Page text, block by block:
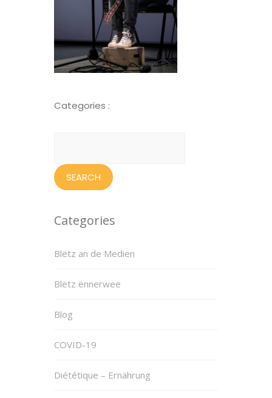
Categories :
Categories
Blëtz an de Medien
Blëtz ënnerwee
Blog
COVID-19
Diététique – Ernährung